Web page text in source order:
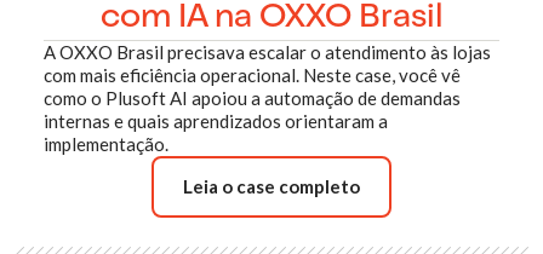
com IA na OXXO Brasil
A OXXO Brasil precisava escalar o atendimento às lojas
com mais eficiência operacional. Neste case, você vê
como o Plusoft AI apoiou a automação de demandas
internas e quais aprendizados orientaram a
implementação.
Leia o case completo